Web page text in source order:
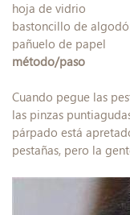
hoja de vidrio
bastoncillo de
pañuelo de papel
método/paso
Cuando pegue las
las pinzas
párpado está
pestañas, pero la